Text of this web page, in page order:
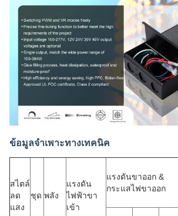
ข้อมูลจำเพาะทางเทคนิค
สไตล์
ลด
แสง
ชุด พลัง
แรงดัน
ไฟฟ้าขา
เข้า
แรงดันขาออก &
กระแสไฟขาออก